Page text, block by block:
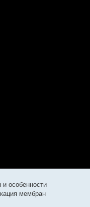
особенности
мембран